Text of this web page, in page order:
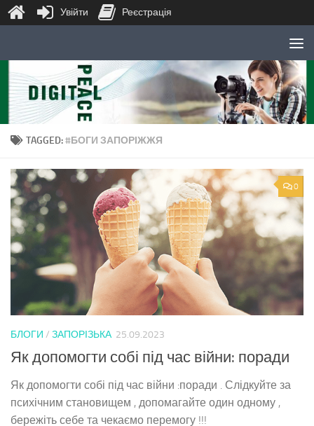
Skip to content
TAGGED:#БОГИ ЗАПОРІЖЖЯ
0
БЛОГИ / ЗАПОРІЗЬКА 25.09.2023
Як допомогти собі під час війни: поради
Як допомогти собі під час війни :поради . Слідкуйте за
психічним становищем , допомагайте один одному ,
бережіть себе та чекаємо перемогу !!!
Увійти Реєстрація